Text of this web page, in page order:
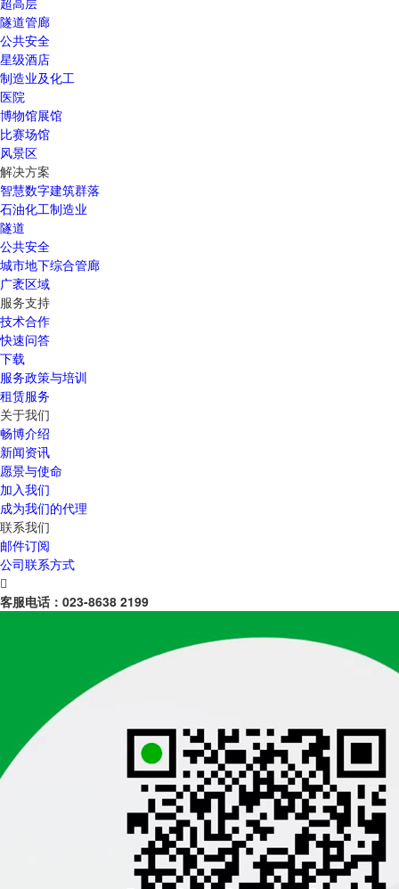
隧道管廊
公共安全
星级酒店
制造业及化工
医院
博物馆展馆
比赛场馆
风景区
解决方案
智慧数字建筑群落
石油化工制造业
隧道
公共安全
城市地下综合管廊
广袤区域
服务支持
技术合作
快速问答
下载
服务政策与培训
租赁服务
关于我们
畅博介绍
新闻资讯
愿景与使命
加入我们
成为我们的代理
联系我们
邮件订阅
公司联系方式

客服电话： 023-8638 2199